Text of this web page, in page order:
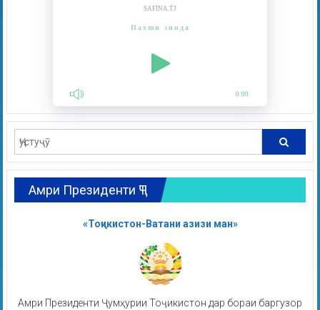
SAFINA.TJ
Пахши зинда
0:00
Амри Президенти ҶТ
«Тоҷикистон-Ватани азизи ман»
Амри Президенти Ҷумҳурии Тоҷикистон дар бораи баргузор